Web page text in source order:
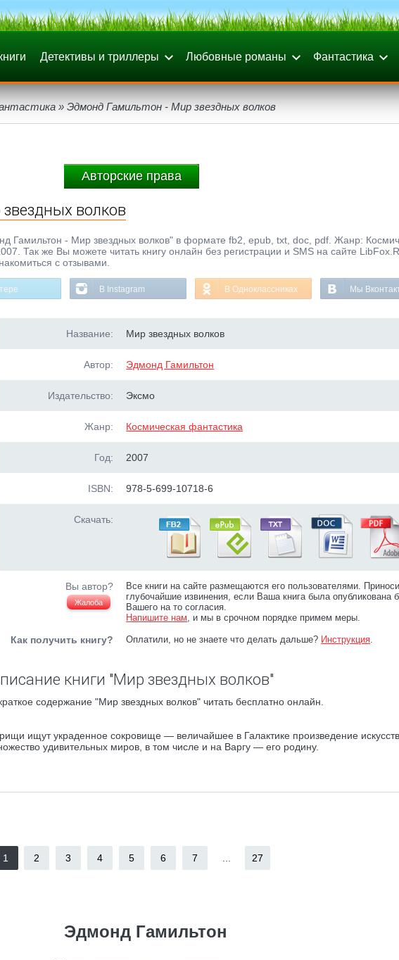
Детективы и триллеры Любовные романы Фантастика
» Эдмонд Гамильтон - Мир звездных волков
Авторские права
волков
Гамильтон - Мир звездных волков" в формате fb2, epub, txt, doc, pdf. Жанр:
Так же Вы можете читать книгу онлайн без регистрации и SMS на сайте
с отзывами.
В Instagram В Одноклассниках Мы
Название: Мир звездных волков
Автор: Эдмонд Гамильтон
Издательство: Эксмо
Жанр: Космическая фантастика
Год: 2007
ISBN: 978-5-699-10718-6
Скачать:
Вы автор?
Жалоба
Все книги на сайте размещаются его пользователями.
глубочайшие извинения, если Ваша книга была опубликована
Вашего на то согласия.
Напишите нам, и мы в срочном порядке примем меры.
Как получить книгу? Оплатили, но не знаете что делать дальше? Инструкция.
книги "Мир звездных волков"
содержание "Мир звездных волков" читать бесплатно онлайн.
ищут украденное сокровище — величайшее в Галактике произведение
удивительных миров, в том числе и на Варгу — его родину.
1 2 3 4 5 6 7 27
Эдмонд Гамильтон